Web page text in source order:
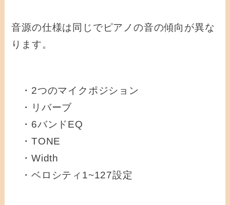
音源の仕様は同じでピアノの音の傾向が異な
ります。
・2つのマイクポジション
・リバーブ
・6バンドEQ
・TONE
・Width
・ベロシティ1~127設定